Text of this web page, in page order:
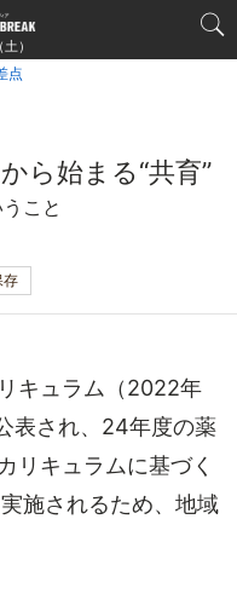
）
点
ら始まる“共育”
こと
存
キュラム（2022年
表され、24年度の薬
リキュラムに基づく
施されるため、地域